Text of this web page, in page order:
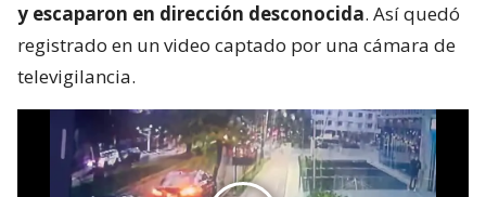
y escaparon en dirección desconocida. Así quedó
registrado en un video captado por una cámara de
televigilancia.